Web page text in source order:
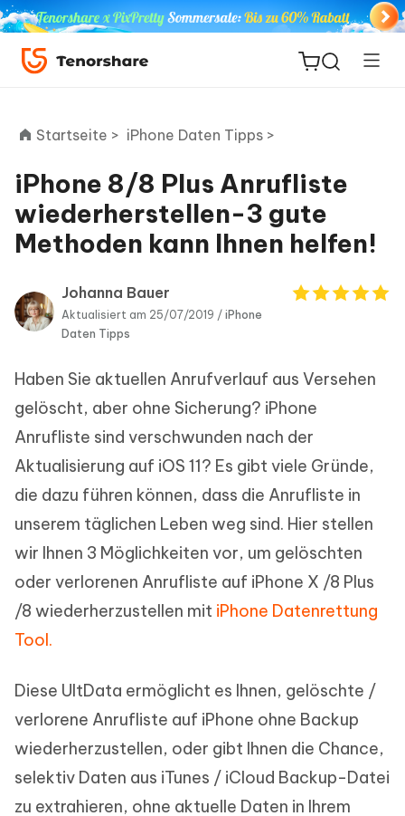
ReiBoot
for iOS
PDF
Editor
Neu
Startseite > iPhone Daten Tipps >
iPhone 8/8 Plus Anrufliste
wiederherstellen-3 gute
Methoden kann Ihnen helfen!
Johanna Bauer
Aktualisiert am 25/07/2019 / iPhone
Daten Tipps
Haben Sie aktuellen Anrufverlauf aus Versehen
gelöscht, aber ohne Sicherung? iPhone
Anrufliste sind verschwunden nach der
Aktualisierung auf iOS 11? Es gibt viele Gründe,
die dazu führen können, dass die Anrufliste in
unserem täglichen Leben weg sind. Hier stellen
wir Ihnen 3 Möglichkeiten vor, um gelöschten
oder verlorenen Anrufliste auf iPhone X /8 Plus
/8 wiederherzustellen mit iPhone Datenrettung
Tool.
Diese UltData ermöglicht es Ihnen, gelöschte /
verlorene Anrufliste auf iPhone ohne Backup
wiederherzustellen, oder gibt Ihnen die Chance,
selektiv Daten aus iTunes / iCloud Backup-Datei
zu extrahieren, ohne aktuelle Daten in Ihrem